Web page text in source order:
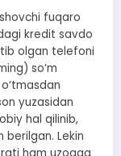
fuqaro
kredit savdo
olgan telefoni
so‘m
yuzasidan
hal qilinib,
Lekin